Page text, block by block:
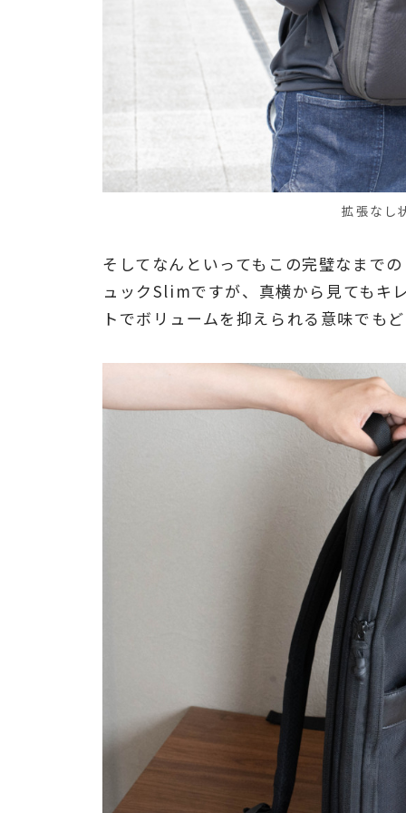
拡張なし
そしてなんといってもこの完璧なまで
ュックSlimですが、真横から見てもキ
トでボリュームを抑えられる意味でも